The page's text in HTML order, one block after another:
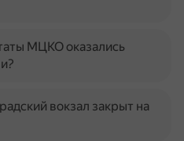
МЦКО оказались
вокзал закрыт на